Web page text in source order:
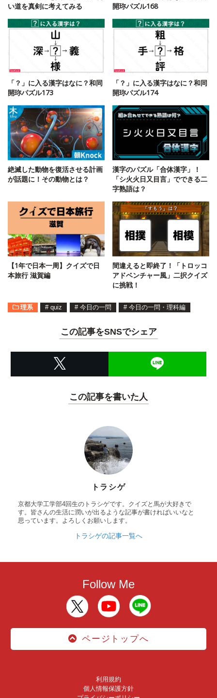
い道を真剣に考えてみる
開珎パズル168
「？」に入る漢字はなに？和同
開珎パズル173
「？」に入る漢字はなに？和同
開珎パズル174
絶滅した動物を復活させる計画
が話題に！その動物とは？
漢字のパズル「合体漢字」！
「シ火火日又目言」でできる二
字熟語は？
【1年で日本一周】クイズで日
本旅行 滋賀編
間違えると即終了！「トロッコ
アドベンチャー風」二択クイズ
に挑戦！
理系 # quiz # 今日の一問 # 今日の一問・理科編
この記事をSNSでシェア
この記事を書いた人
トラシゲ
京都大学工学部4回生のトラシゲです。クイズと馬が大好きで
す。皆さんの生活に潤いが出るような記事が書ければいいなと
思っています。よろしくお願いします。
トラシゲの記事一覧へ
Follow Me
ページトップへ
利用規約
個人情報保護方針